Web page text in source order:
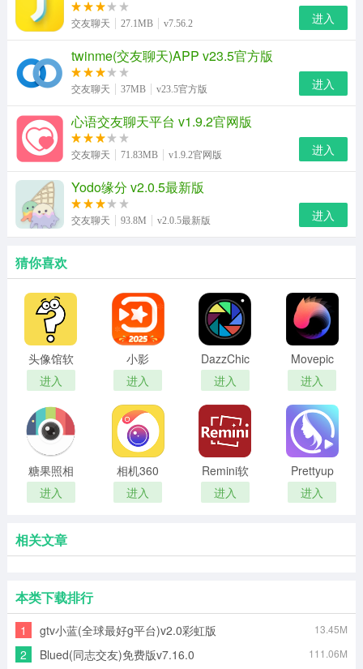
交友聊天 27.1MB v7.56.2 进入
twinme(交友聊天)APP v23.5官方版
交友聊天 37MB v23.5官方版 进入
心语交友聊天平台 v1.9.2官网版
交友聊天 71.83MB v1.9.2官网版 进入
Yodo缘分 v2.0.5最新版
交友聊天 93.8M v2.0.5最新版 进入
猜你喜欢
头像馆软
件最新版
进入
小影
进入
DazzChic
相机
进入
Movepic
进入
糖果照相
机
进入
相机360
进入
Remini软
件
进入
Prettyup
软件
进入
相关文章
本类下载排行
1 gtv小蓝(全球最好g平台)v2.0彩虹版 13.45M
2 Blued(同志交友)免费版v7.16.0 111.06M